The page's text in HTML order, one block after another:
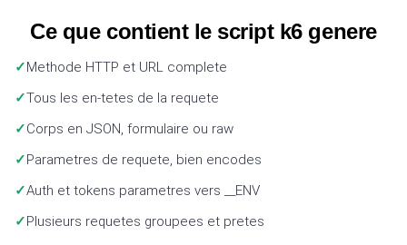
Ce que contient le script k6 genere
Methode HTTP et URL complete
Tous les en-tetes de la requete
Corps en JSON, formulaire ou raw
Parametres de requete, bien encodes
Auth et tokens parametres vers __ENV
Plusieurs requetes groupees et pretes